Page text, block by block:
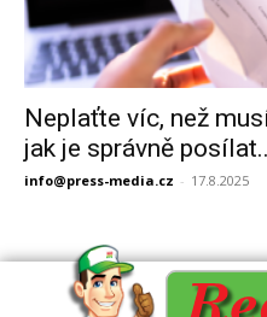
Neplaťte víc, než
jak je správně
info@press-media.cz - 17.8.2025